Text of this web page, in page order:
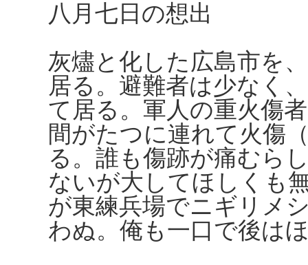
八月七日の想出
灰燼と化した広島市を
居る。避難者は少なく
て居る。軍人の重火傷
間がたつに連れて火傷
る。誰も傷跡が痛むら
ないが大してほしくも
が東練兵場でニギリメ
わぬ。俺も一口で後は